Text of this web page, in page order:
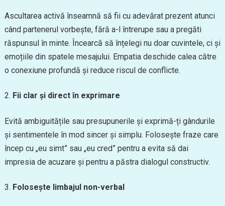
Ascultarea activă înseamnă să fii cu adevărat prezent atunci
când partenerul vorbește, fără a-l întrerupe sau a pregăti
răspunsul în minte. Încearcă să înțelegi nu doar cuvintele, ci și
emoțiile din spatele mesajului. Empatia deschide calea către
o conexiune profundă și reduce riscul de conflicte.
Fii clar și direct în exprimare
Evită ambiguitățile sau presupunerile și exprimă-ți gândurile
și sentimentele în mod sincer și simplu. Folosește fraze care
încep cu „eu simt” sau „eu cred” pentru a evita să dai
impresia de acuzare și pentru a păstra dialogul constructiv.
Folosește limbajul non-verbal